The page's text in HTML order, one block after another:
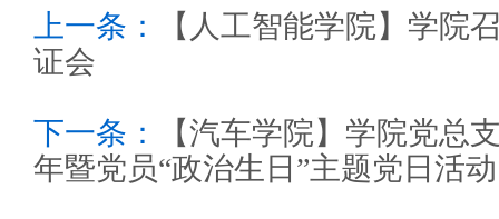
上一条：
【人工智能学院】学院
证会
下一条：
【汽车学院】学院党总
年暨党员“政治生日”主题党日活动